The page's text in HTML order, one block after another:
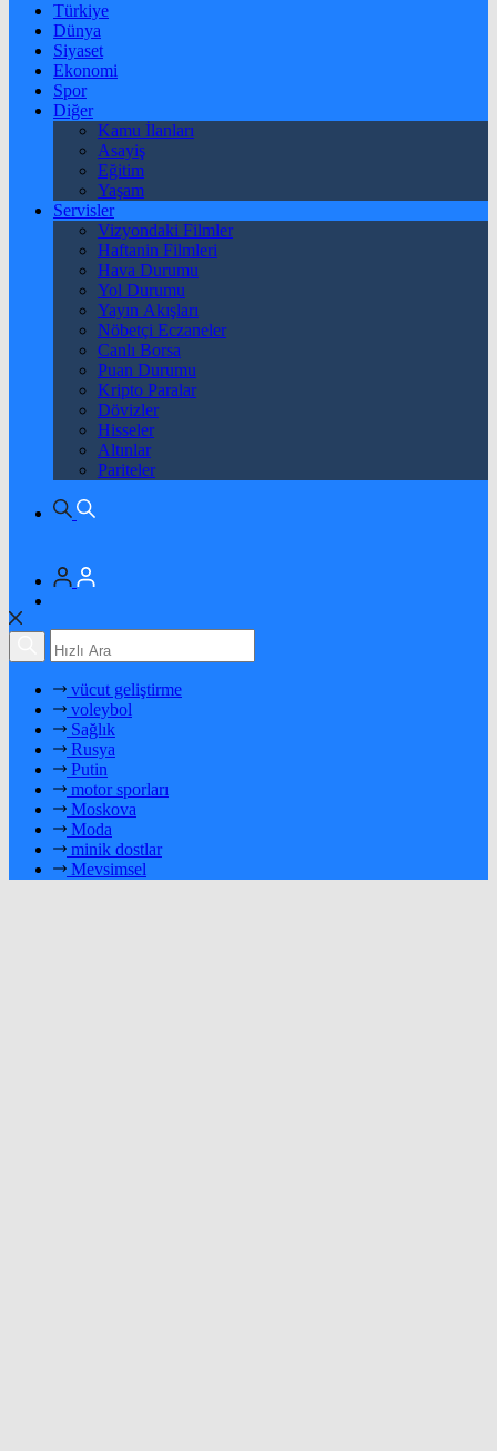
Türkiye
Dünya
Siyaset
Ekonomi
Spor
Diğer
Kamu İlanları
Asayiş
Eğitim
Yaşam
Servisler
Vizyondaki Filmler
Haftanin Filmleri
Hava Durumu
Yol Durumu
Yayın Akışları
Nöbetçi Eczaneler
Canlı Borsa
Puan Durumu
Kripto Paralar
Dövizler
Hisseler
Altınlar
Pariteler
vücut geliştirme
voleybol
Sağlık
Rusya
Putin
motor sporları
Moskova
Moda
minik dostlar
Mevsimsel